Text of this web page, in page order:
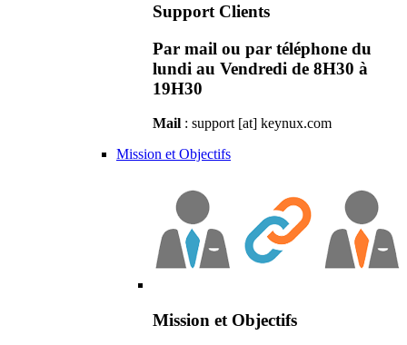
Support Clients
Par mail ou par téléphone du
lundi au Vendredi de 8H30 à
19H30
Mail : support [at] keynux.com
Mission et Objectifs
Mission et Objectifs